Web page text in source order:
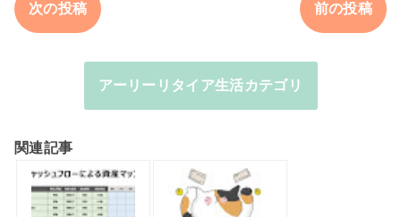
次の投稿 前の投稿
アーリーリタイア生活カテゴリ
関連記事